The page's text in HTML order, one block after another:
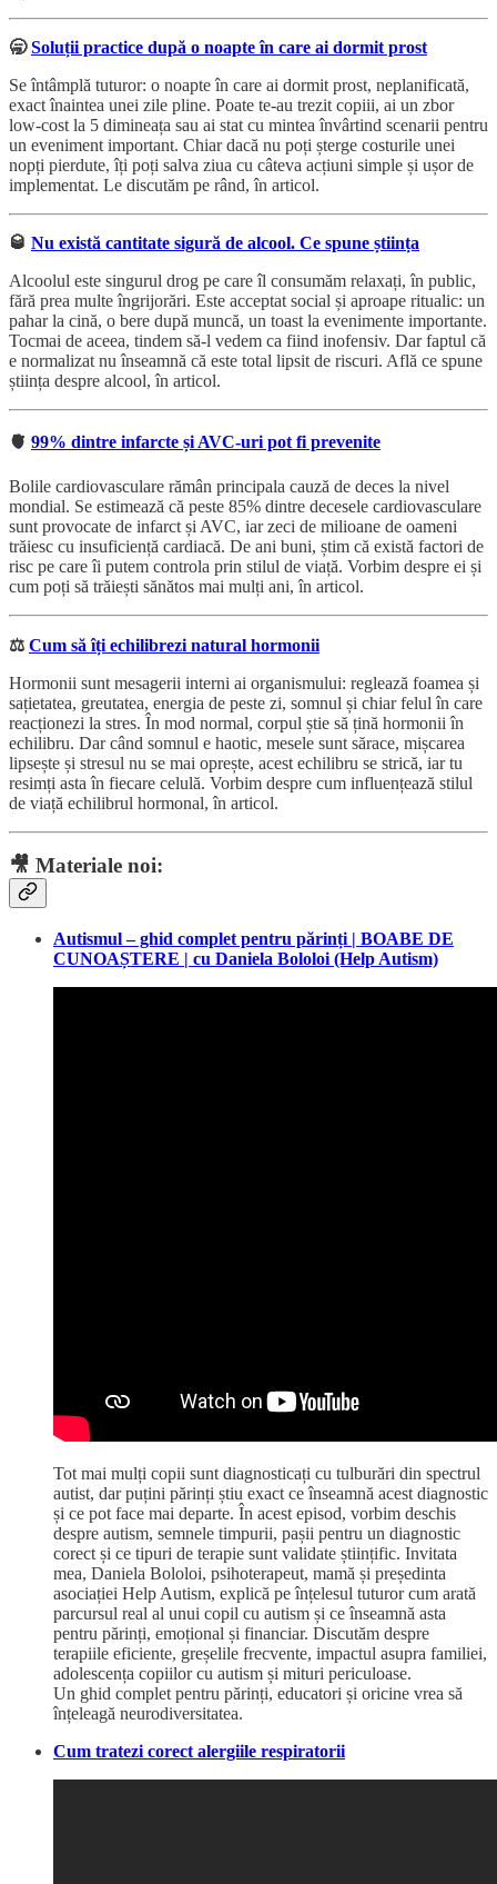
🥱Soluții practice după o noapte în care ai dormit prost
Se întâmplă tuturor: o noapte în care ai dormit prost, neplanificată,
exact înaintea unei zile pline. Poate te-au trezit copiii, ai un zbor
low-cost la 5 dimineața sau ai stat cu mintea învârtind scenarii pentru
un eveniment important. Chiar dacă nu poți șterge costurile unei
nopți pierdute, îți poți salva ziua cu câteva acțiuni simple și ușor de
implementat. Le discutăm pe rând, în articol.
🥃 Nu există cantitate sigură de alcool. Ce spune știința
Alcoolul este singurul drog pe care îl consumăm relaxați, în public,
fără prea multe îngrijorări. Este acceptat social și aproape ritualic: un
pahar la cină, o bere după muncă, un toast la evenimente importante.
Tocmai de aceea, tindem să-l vedem ca fiind inofensiv. Dar faptul că
e normalizat nu înseamnă că este total lipsit de riscuri. Află ce spune
știința despre alcool, în articol.
🫀 99% dintre infarcte și AVC-uri pot fi prevenite
Bolile cardiovasculare rămân principala cauză de deces la nivel
mondial. Se estimează că peste 85% dintre decesele cardiovasculare
sunt provocate de infarct și AVC, iar zeci de milioane de oameni
trăiesc cu insuficiență cardiacă. De ani buni, știm că există factori de
risc pe care îi putem controla prin stilul de viață. Vorbim despre ei și
cum poți să trăiești sănătos mai mulți ani, în articol.
⚖️ Cum să îți echilibrezi natural hormonii
Hormonii sunt mesagerii interni ai organismului: reglează foamea și
sațietatea, greutatea, energia de peste zi, somnul și chiar felul în care
reacționezi la stres. În mod normal, corpul știe să țină hormonii în
echilibru. Dar când somnul e haotic, mesele sunt sărace, mișcarea
lipsește și stresul nu se mai oprește, acest echilibru se strică, iar tu
resimți asta în fiecare celulă. Vorbim despre cum influențează stilul
de viață echilibrul hormonal, în articol.
🎥 Materiale noi:
Autismul – ghid complet pentru părinți | BOABE DE
CUNOAȘTERE | cu Daniela Bololoi (Help Autism)
Tot mai mulți copii sunt diagnosticați cu tulburări din spectrul
autist, dar puțini părinți știu exact ce înseamnă acest diagnostic
și ce pot face mai departe. În acest episod, vorbim deschis
despre autism, semnele timpurii, pașii pentru un diagnostic
corect și ce tipuri de terapie sunt validate științific. Invitata
mea, Daniela Bololoi, psihoterapeut, mamă și președinta
asociației Help Autism, explică pe înțelesul tuturor cum arată
parcursul real al unui copil cu autism și ce înseamnă asta
pentru părinți, emoțional și financiar. Discutăm despre
terapiile eficiente, greșelile frecvente, impactul asupra familiei,
adolescența copiilor cu autism și mituri periculoase.
Un ghid complet pentru părinți, educatori și oricine vrea să
înțeleagă neurodiversitatea.
Cum tratezi corect alergiile respiratorii